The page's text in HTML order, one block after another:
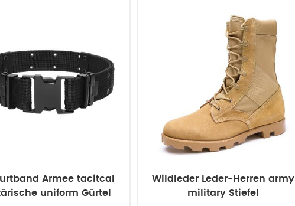
Armee tacitcal
uniform Gürtel
Wildleder Leder-Herren army
military Stiefel